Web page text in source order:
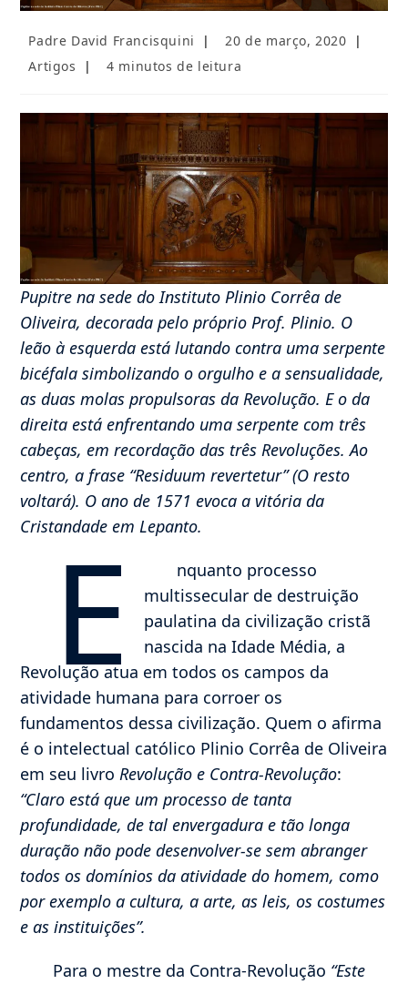
Autor
post:
Padre David Francisquini
Post
20 de março, 2020
Categoria
Artigos
Tempo
4 minutos de leitura
Pupitre na sede do Instituto Plinio Corrêa de
Oliveira, decorada pelo próprio Prof. Plinio. O
leão à esquerda está lutando contra uma serpente
bicéfala simbolizando o orgulho e a sensualidade,
as duas molas propulsoras da Revolução. E o da
direita está enfrentando uma serpente com três
cabeças, em recordação das três Revoluções. Ao
centro, a frase “Residuum revertetur” (O resto
voltará). O ano de 1571 evoca a vitória da
Cristandade em Lepanto.
E
nquanto processo
multissecular de destruição
paulatina da civilização cristã
nascida na Idade Média, a
Revolução atua em todos os campos da
atividade humana para corroer os
fundamentos dessa civilização. Quem o afirma
é o intelectual católico Plinio Corrêa de Oliveira
em seu livroRevolução e Contra-Revolução:
“Claro está que um processo de tanta
profundidade, de tal envergadura e tão longa
duração não pode desenvolver-se sem abranger
todos os domínios da atividade do homem, como
por exemplo a cultura, a arte, as leis, os costumes
e as instituições”.
Para o mestre da Contra-Revolução “Este